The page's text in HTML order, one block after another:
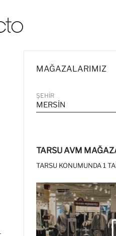
MAĞAZALARIMIZ
ŞEHIR
MERSIN
TARSU AVM
TARSU KONUMUNDA 1